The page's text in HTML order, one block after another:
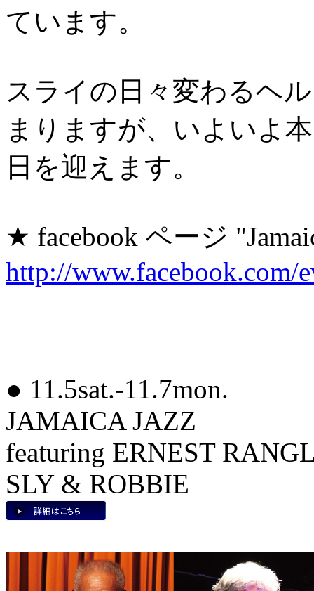
ています。
スライの日々変わるヘ
まりますが、いよいよ
日を迎えます。
★ facebook ページ
http://www.facebook.com/
● 11.5sat.-11.7mon.
JAMAICA JAZZ
featuring ERNEST
SLY & ROBBIE